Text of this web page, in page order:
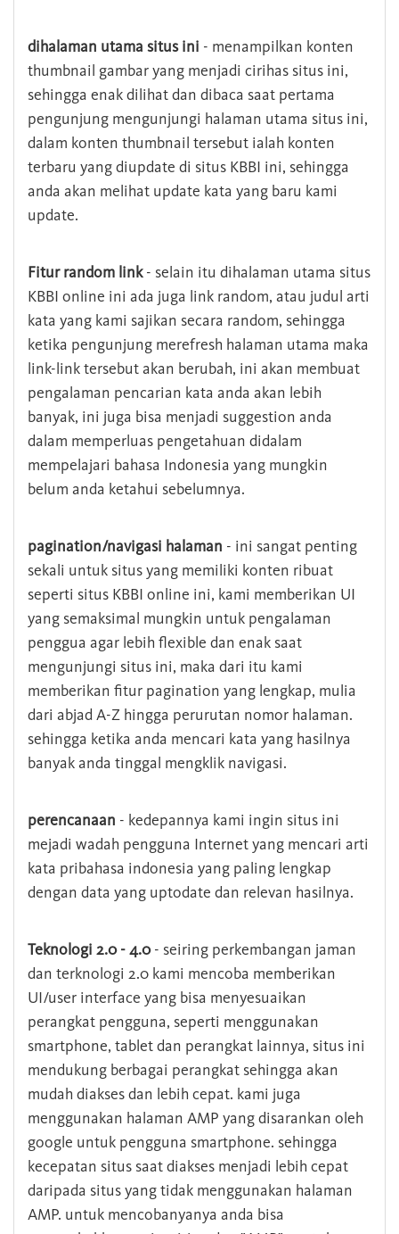
dihalaman utama situs ini - menampilkan konten
thumbnail gambar yang menjadi cirihas situs ini,
sehingga enak dilihat dan dibaca saat pertama
pengunjung mengunjungi halaman utama situs ini,
dalam konten thumbnail tersebut ialah konten
terbaru yang diupdate di situs KBBI ini, sehingga
anda akan melihat update kata yang baru kami
update.
Fitur random link- selain itu dihalaman utama situs
KBBI online ini ada juga link random, atau judul arti
kata yang kami sajikan secara random, sehingga
ketika pengunjung merefresh halaman utama maka
link-link tersebut akan berubah, ini akan membuat
pengalaman pencarian kata anda akan lebih
banyak, ini juga bisa menjadi suggestion anda
dalam memperluas pengetahuan didalam
mempelajari bahasa Indonesia yang mungkin
belum anda ketahui sebelumnya.
pagination/navigasi halaman - ini sangat penting
sekali untuk situs yang memiliki konten ribuat
seperti situs KBBI online ini, kami memberikan UI
yang semaksimal mungkin untuk pengalaman
penggua agar lebih flexible dan enak saat
mengunjungi situs ini, maka dari itu kami
memberikan fitur pagination yang lengkap, mulia
dari abjad A-Z hingga perurutan nomor halaman.
sehingga ketika anda mencari kata yang hasilnya
banyak anda tinggal mengklik navigasi.
perencanaan - kedepannya kami ingin situs ini
mejadi wadah pengguna Internet yang mencari arti
kata pribahasa indonesia yang paling lengkap
dengan data yang uptodate dan relevan hasilnya.
Teknologi 2.0 - 4.0- seiring perkembangan jaman
dan terknologi 2.0 kami mencoba memberikan
UI/user interface yang bisa menyesuaikan
perangkat pengguna, seperti menggunakan
smartphone, tablet dan perangkat lainnya, situs ini
mendukung berbagai perangkat sehingga akan
mudah diakses dan lebih cepat. kami juga
menggunakan halaman AMP yang disarankan oleh
google untuk pengguna smartphone. sehingga
kecepatan situs saat diakses menjadi lebih cepat
daripada situs yang tidak menggunakan halaman
AMP. untuk mencobanyanya anda bisa